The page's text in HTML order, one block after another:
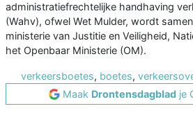
administratiefrechtelijke handhaving
(Wahv), ofwel Wet Mulder, wordt
ministerie van Justitie en Veiligheid,
het Openbaar Ministerie (OM).
verkeersboetes, boetes,
Maak Drontensdagbladje